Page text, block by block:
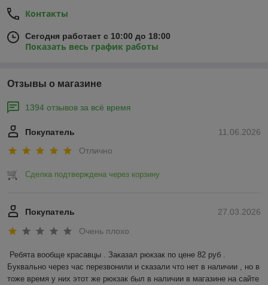
Контакты
Сегодня работает с 10:00 до 18:00
Показать весь график работы
Отзывы о магазине
1394 отзывов за всё время
11.06.2026
Покупатель
Отлично
Сделка подтверждена через корзину
27.03.2026
Покупатель
Очень плохо
Ребята вообще красавцы . Заказал рюкзак по цене 82 руб .
Буквально через час перезвонили и сказали что нет в наличии , но в
тоже время у них этот же рюкзак был в наличии в магазине на сайте